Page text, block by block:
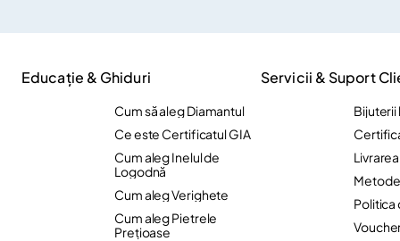
Educație & Ghiduri
Cum să aleg Diamantul
Ce este Certificatul GIA
Cum aleg Inelul de
Logodnă
Cum aleg Verighete
Cum aleg Pietrele
Preţioase
Servicii & Suport
Bijuterii
Politica